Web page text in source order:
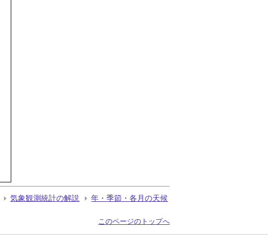
気象観測統計の解説 年・季節・各月の天候
このページのトップへ